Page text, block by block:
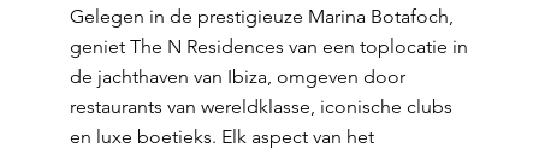
Gelegen in de prestigieuze Marina Botafoch,
geniet The N Residences van een toplocatie in
de jachthaven van Ibiza, omgeven door
restaurants van wereldklasse, iconische clubs
en luxe boetieks. Elk aspect van het